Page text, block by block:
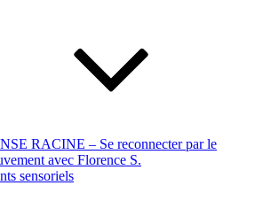
RACINE – Se reconnecter par le
avec Florence S.
sensoriels